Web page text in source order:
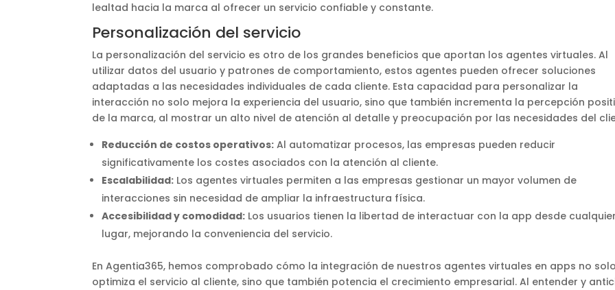
lealtad hacia la marca al ofrecer un servicio confiable y constante.
Personalización del servicio
La personalización del servicio es otro de los grandes beneficios que aportan los agentes virtuales. Al
utilizar datos del usuario y patrones de comportamiento, estos agentes pueden ofrecer soluciones
adaptadas a las necesidades individuales de cada cliente. Esta capacidad para personalizar la
interacción no solo mejora la experiencia del usuario, sino que también incrementa la percepción
de la marca, al mostrar un alto nivel de atención al detalle y preocupación por las necesidades del
Reducción de costos operativos: Al automatizar procesos, las empresas pueden reducir
significativamente los costes asociados con la atención al cliente.
Escalabilidad: Los agentes virtuales permiten a las empresas gestionar un mayor volumen de
interacciones sin necesidad de ampliar la infraestructura física.
Accesibilidad y comodidad: Los usuarios tienen la libertad de interactuar con la app desde cualquier
lugar, mejorando la conveniencia del servicio.
En Agentia365, hemos comprobado cómo la integración de nuestros agentes virtuales en apps no solo
optimiza el servicio al cliente, sino que también potencia el crecimiento empresarial. Al entender y